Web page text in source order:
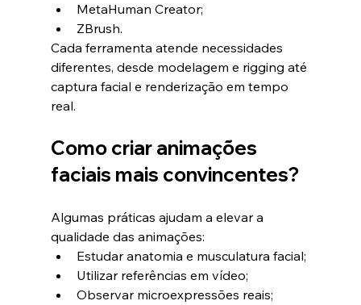
MetaHuman Creator;
ZBrush.
Cada ferramenta atende necessidades
diferentes, desde modelagem e rigging até
captura facial e renderização em tempo
real.
Como criar animações
faciais mais convincentes?
Algumas práticas ajudam a elevar a
qualidade das animações:
Estudar anatomia e musculatura facial;
Utilizar referências em vídeo;
Observar microexpressões reais;